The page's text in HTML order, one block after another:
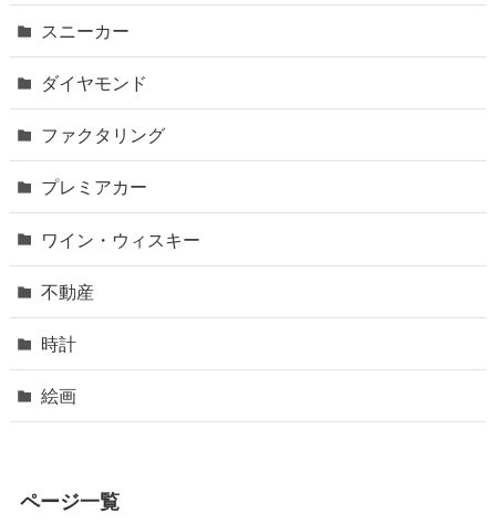
スニーカー
ダイヤモンド
ファクタリング
プレミアカー
ワイン・ウィスキー
不動産
時計
絵画
ページ一覧